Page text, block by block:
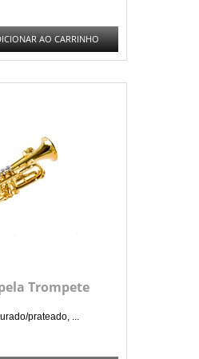
AO CARRINHO
Trompete
prateado, ...